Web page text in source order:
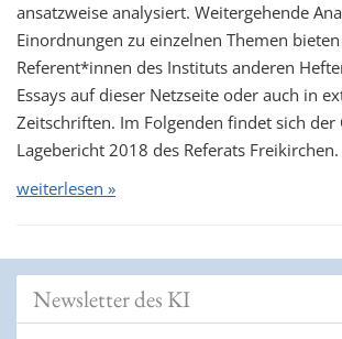
ansatzweise analysiert. Weitergehende
Einordnungen zu einzelnen Themen
Referent*innen des Instituts anderen
Essays auf dieser Netzseite oder auch in
Zeitschriften. Im Folgenden findet sich der
Lagebericht 2018 des Referats Freikirchen.
weiterlesen »
Newsletter des KI